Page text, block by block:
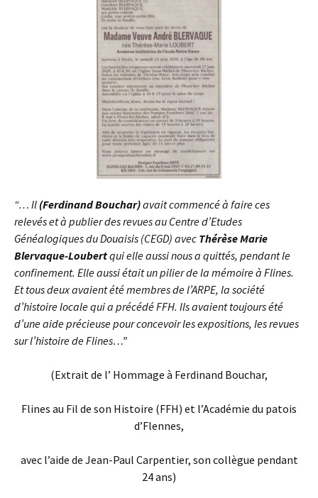
“… Il (Ferdinand Bouchar)avait commencé à faire ces
relevés et à publier des revues au Centre d’Etudes
Généalogiques du Douaisis (CEGD) avec Thérèse Marie
Blervaque-Loubertqui elle aussi nous a quittés, pendant le
confinement. Elle aussi était un pilier de la mémoire à Flines.
Et tous deux avaient été membres de l’ARPE, la société
d’histoire locale qui a précédé FFH. Ils avaient toujours été
d’une aide précieuse pour concevoir les expositions, les revues
sur l’histoire de Flines…”
(Extrait de l’ Hommage à Ferdinand Bouchar,
Flines au Fil de son Histoire (FFH) et l’Académie du patois
d’Flennes,
avec l’aide de Jean-Paul Carpentier, son collègue pendant
24 ans)